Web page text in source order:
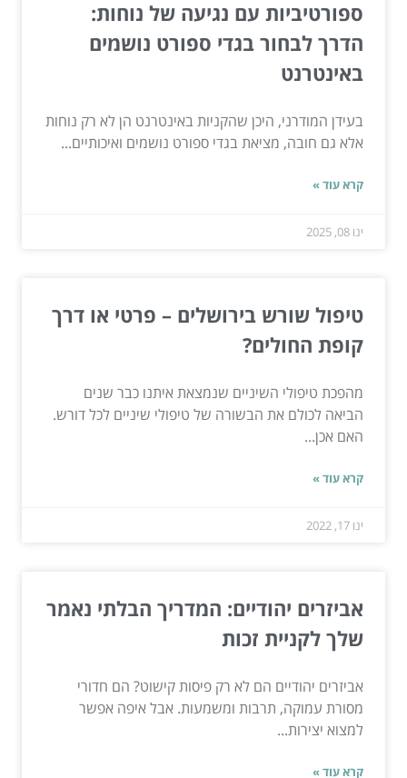
ספורטיביות עם נגיעה של נוחות:
הדרך לבחור בגדי ספורט נושמים
באינטרנט
בעידן המודרני, היכן שהקניות באינטרנט הן לא רק נוחות
אלא גם חובה, מציאת בגדי ספורט נושמים ואיכותיים...
קרא עוד »
ינו 08, 2025
טיפול שורש בירושלים – פרטי או דרך
קופת החולים?
מהפכת טיפולי השיניים שנמצאת איתנו כבר שנים
הביאה לכולם את הבשורה של טיפולי שיניים לכל דורש.
האם אכן...
קרא עוד »
ינו 17, 2022
אביזרים יהודיים: המדריך הבלתי נאמר
שלך לקניית זכות
אביזרים יהודיים הם לא רק פיסות קישוט? הם חדורי
מסורת עמוקה, תרבות ומשמעות. אבל איפה אפשר
למצוא יצירות...
קרא עוד »